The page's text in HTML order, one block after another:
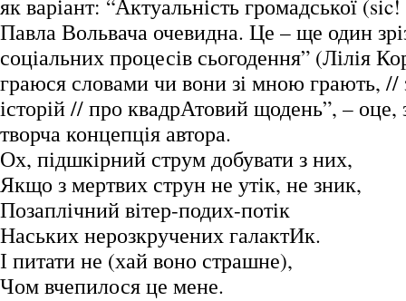
як варіант: “Актуальність громадської
Павла Вольвача очевидна. Це – ще один
соціальних процесів сьогодення” (Лілія
граюся словами чи вони зі мною грають, //
історій // про квадрАтовий щодень”, – оце,
творча концепція автора.
Ох, підшкірний струм добувати з них,
Якщо з мертвих струн не утік, не зник,
Позаплічний вітер-подих-потік
Наських нерозкручених галактИк.
І питати не (хай воно страшне),
Чом вчепилося це мене.